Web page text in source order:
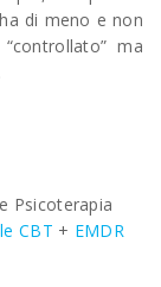
di meno e non
ma
Psicoterapia
CBT + EMDR